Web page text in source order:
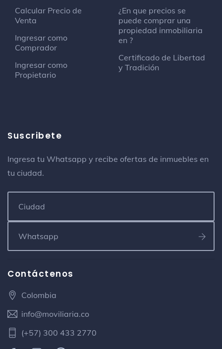
Calcular Precio de
Venta
Ingresar como
Comprador
Ingresar como
Propietario
¿En que precios se
puede comprar una
propiedad inmobiliaria
en ?
Certificado de Libertad
y Tradición
Suscribete
Ingresa tu Whatsapp y recibe ofertas de inmuebles en
tu ciudad.
Contáctenos
Colombia
info@moviliaria.co
(+57) 300 433 2770